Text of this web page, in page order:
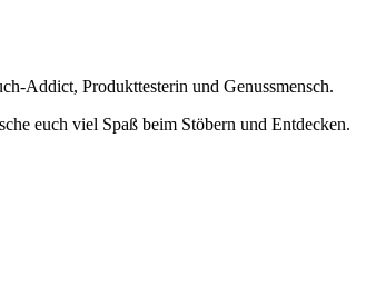
Addict, Produkttesterin und Genussmensch.
euch viel Spaß beim Stöbern und Entdecken.